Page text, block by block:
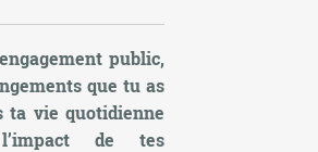
public,
que tu as
ta vie quotidienne
de tes